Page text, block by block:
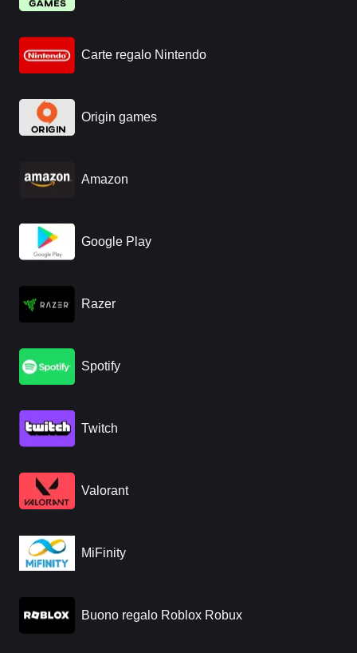
Carte regalo Nintendo
Origin games
Amazon
Google Play
Razer
Spotify
Twitch
Valorant
MiFinity
Buono regalo Roblox Robux